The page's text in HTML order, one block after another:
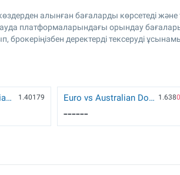
алынған бағаларды көрсетеді
платформаларындағы орындау
деректерді тексеруді
US Dollar vs Canadian Dollar 1.40179 Euro vs Australian Dollar 1.638
------